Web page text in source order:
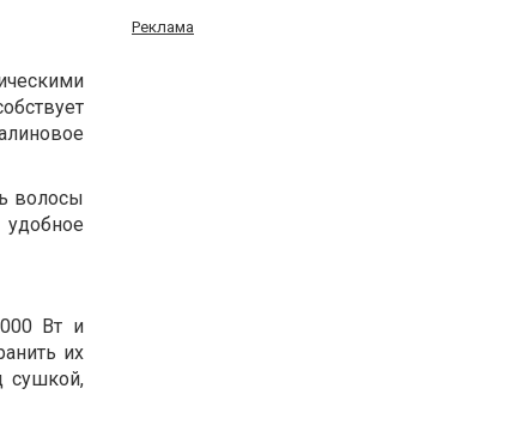
волосы
Вт и
их
сушкой,
Реклама